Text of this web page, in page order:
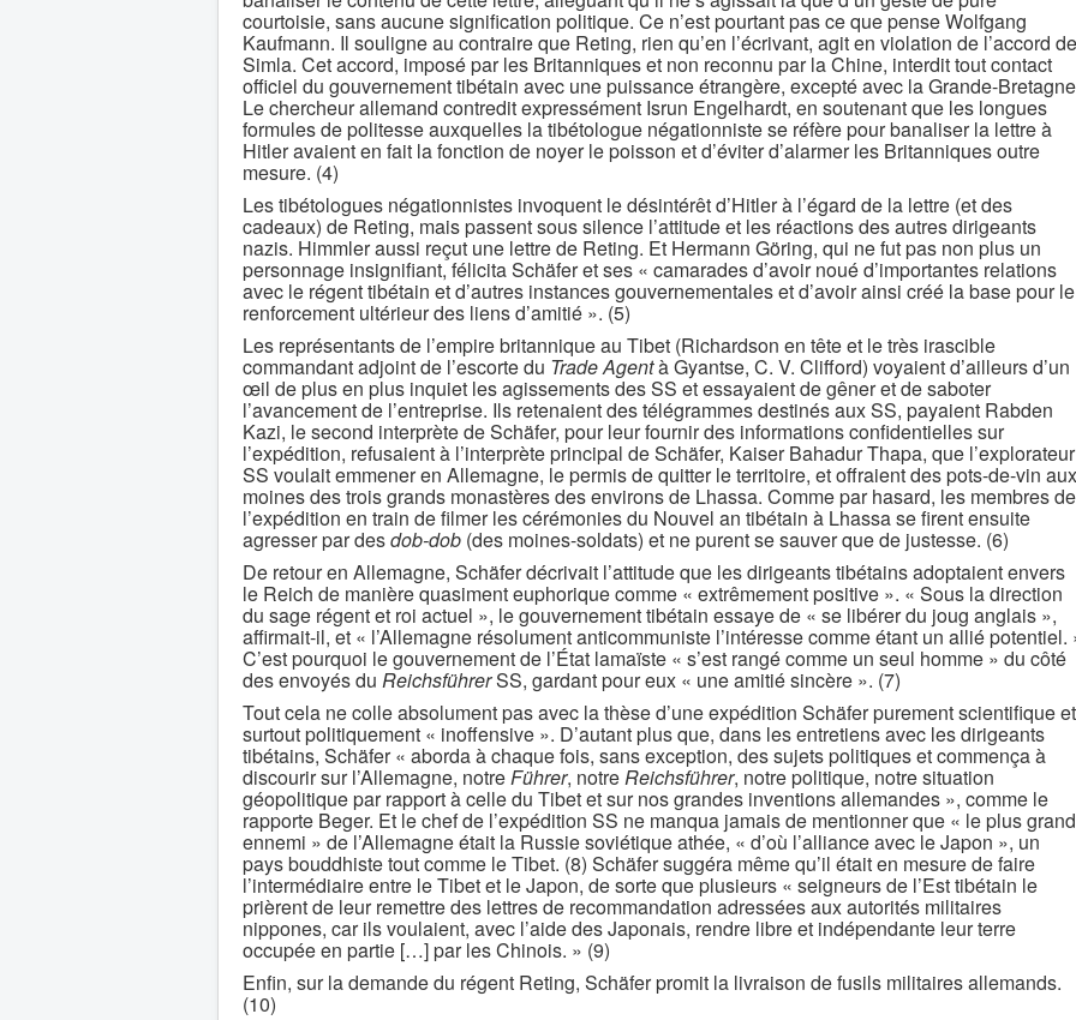
courtoisie, sans aucune signification politique. Ce n’est pourtant pas ce que pense Wolfgang
Kaufmann. Il souligne au contraire que Reting, rien qu’en l’écrivant, agit en violation de l’accord de
Simla. Cet accord, imposé par les Britanniques et non reconnu par la Chine, interdit tout contact
officiel du gouvernement tibétain avec une puissance étrangère, excepté avec la Grande-
Le chercheur allemand contredit expressément Isrun Engelhardt, en soutenant que les longues
formules de politesse auxquelles la tibétologue négationniste se réfère pour banaliser la lettre à
Hitler avaient en fait la fonction de noyer le poisson et d’éviter d’alarmer les Britanniques outre
mesure. (4)
Les tibétologues négationnistes invoquent le désintérêt d’Hitler à l’égard de la lettre (et des
cadeaux) de Reting, mais passent sous silence l’attitude et les réactions des autres dirigeants
nazis. Himmler aussi reçut une lettre de Reting. Et Hermann Göring, qui ne fut pas non plus un
personnage insignifiant, félicita Schäfer et ses « camarades d’avoir noué d’importantes relations
avec le régent tibétain et d’autres instances gouvernementales et d’avoir ainsi créé la base pour le
renforcement ultérieur des liens d’amitié ». (5)
Les représentants de l’empire britannique au Tibet (Richardson en tête et le très irascible
commandant adjoint de l’escorte du Trade Agentà Gyantse, C. V. Clifford) voyaient d’ailleurs d’un
œil de plus en plus inquiet les agissements des SS et essayaient de gêner et de saboter
l’avancement de l’entreprise. Ils retenaient des télégrammes destinés aux SS, payaient Rabden
Kazi, le second interprète de Schäfer, pour leur fournir des informations confidentielles sur
l’expédition, refusaient à l’interprète principal de Schäfer, Kaiser Bahadur Thapa, que l’explorateur
SS voulait emmener en Allemagne, le permis de quitter le territoire, et offraient des pots-de-vin aux
moines des trois grands monastères des environs de Lhassa. Comme par hasard, les membres de
l’expédition en train de filmer les cérémonies du Nouvel an tibétain à Lhassa se firent ensuite
agresser par desdob-dob (des moines-soldats) et ne purent se sauver que de justesse. (6)
De retour en Allemagne, Schäfer décrivait l’attitude que les dirigeants tibétains adoptaient envers
le Reich de manière quasiment euphorique comme « extrêmement positive ». « Sous la direction
du sage régent et roi actuel », le gouvernement tibétain essaye de « se libérer du joug anglais »,
affirmait-il, et « l’Allemagne résolument anticommuniste l’intéresse comme étant un allié potentiel.
C’est pourquoi le gouvernement de l’État lamaïste « s’est rangé comme un seul homme » du côté
des envoyés du ReichsführerSS, gardant pour eux « une amitié sincère ». (7)
Tout cela ne colle absolument pas avec la thèse d’une expédition Schäfer purement scientifique et
surtout politiquement « inoffensive ». D’autant plus que, dans les entretiens avec les dirigeants
tibétains, Schäfer « aborda à chaque fois, sans exception, des sujets politiques et commença à
discourir sur l’Allemagne, notreFührer, notreReichsführer, notre politique, notre situation
géopolitique par rapport à celle du Tibet et sur nos grandes inventions allemandes », comme le
rapporte Beger. Et le chef de l’expédition SS ne manqua jamais de mentionner que « le plus grand
ennemi » de l’Allemagne était la Russie soviétique athée, « d’où l’alliance avec le Japon », un
pays bouddhiste tout comme le Tibet. (8) Schäfer suggéra même qu’il était en mesure de faire
l’intermédiaire entre le Tibet et le Japon, de sorte que plusieurs « seigneurs de l’Est tibétain le
prièrent de leur remettre des lettres de recommandation adressées aux autorités militaires
nippones, car ils voulaient, avec l’aide des Japonais, rendre libre et indépendante leur terre
occupée en partie […] par les Chinois. » (9)
Enfin, sur la demande du régent Reting, Schäfer promit la livraison de fusils militaires allemands.
(10)